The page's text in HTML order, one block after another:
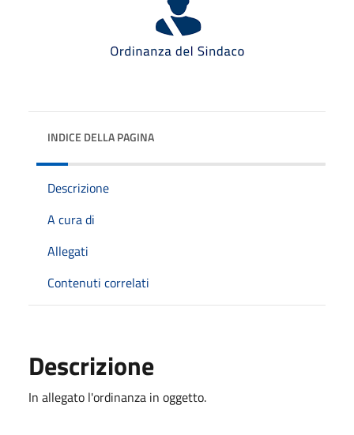
INDICE DELLA PAGINA
Descrizione
A cura di
Allegati
Contenuti correlati
Descrizione
In allegato l'ordinanza in oggetto.